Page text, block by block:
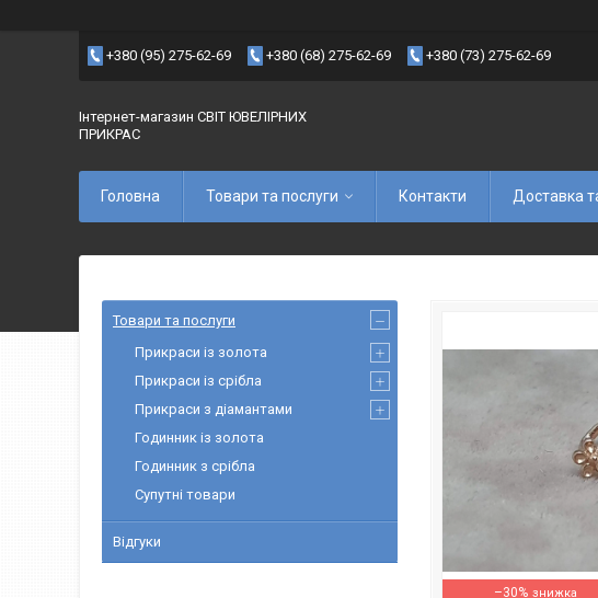
+380 (95) 275-62-69 +380 (68) 275-62-69 +380 (73) 275-62-69
Інтернет-магазин СВІТ ЮВЕЛІРНИХ
ПРИКРАС
Головна Товари та послуги Контакти Доставка
–30%
Товари та послуги
Прикраси із золота
Прикраси із срібла
Прикраси з діамантами
Годинник із золота
Годинник з срібла
Супутні товари
Відгуки